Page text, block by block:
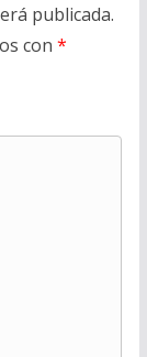
publicada.
con *